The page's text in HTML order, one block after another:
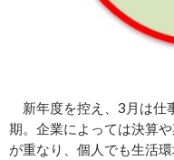
新年度を控え、3月は仕
期。企業によっては決算
が重なり、個人でも生活